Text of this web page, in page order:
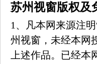
苏州视窗版权及
1、凡本网来源注
州视窗，未经本网
上述作品。已经